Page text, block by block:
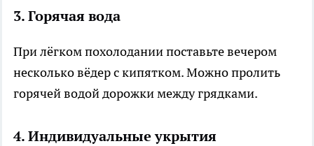
3. Горячая вода
При лёгком похолодании поставьте вечером
несколько вёдер с кипятком. Можно пролить
горячей водой дорожки между грядками.
4. Индивидуальные укрытия